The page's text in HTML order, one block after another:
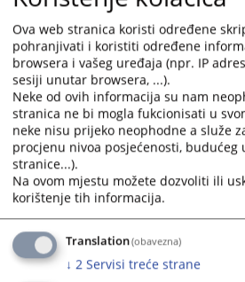
U Mostaru je 26. i 27. lipnja 2026.
međunarodno savjetovanje
trgovačkog zakonodavstva i pravne
Pravnog fakulteta Sveučilišta u
06.07.2026.
Ažurirana lista
savjetnika
Na sjednici održanoj 2. i 3. lipnja 2026.
sudbeno i tužiteljsko vijeće Bosne i
Listu izabranih povjerljivih savjetnika
nositeljima pravosudnih funkcija u
integriteta.
Ova web stranica koristi određene
pohranjivati i koristiti određene
browsera i vašeg uređaja (npr. IP
sesiji unutar browsera, ...).
Neke od ovih informacija su nam
stranica ne bi mogla fukcionisati u
neke nisu prijeko neophodne a služe
procjenu nivoa posjećenosti, budućeg
stranice...).
Na ovom mjestu možete dozvoliti ili
korištenje tih informacija.
Translation(obavezna)
↓ 2 Servisi treće strane